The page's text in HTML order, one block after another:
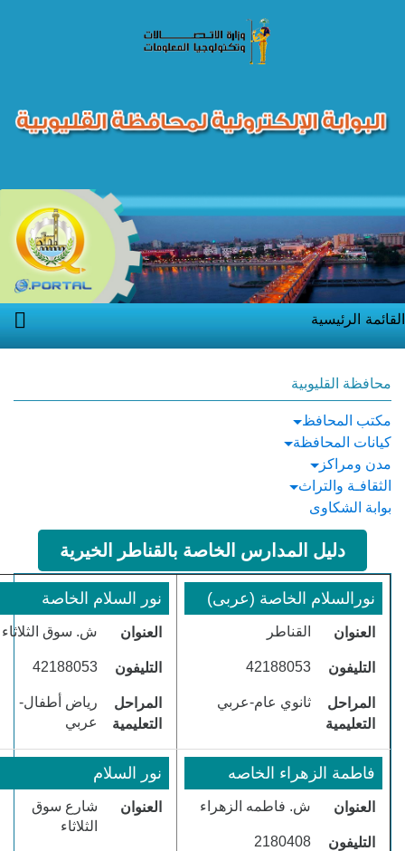
الرئيسية
القليوبية
المحافظ
المحافظة
ومراكز
والتراث
الشكاوى
دليل المدارس الخاصة بالقناطر الخيرية
​نورالسلام الخاصة (عربى)
العنوان ​القناطر
التليفون ​42188053
المراحل
التعليمية
​ثانوي عام-عربي
​نور السلام الخاصة
العنوان ​ش. سوق الثلاثاء
التليفون ​42188053
المراحل
التعليمية
​رياض أطفال-
عربي
​فاطمة الزهراء الخاصه
العنوان ​ش. فاطمه الزهراء
التليفون ​2180408
​نور السلام
العنوان
شارع سوق
الثلاثاء